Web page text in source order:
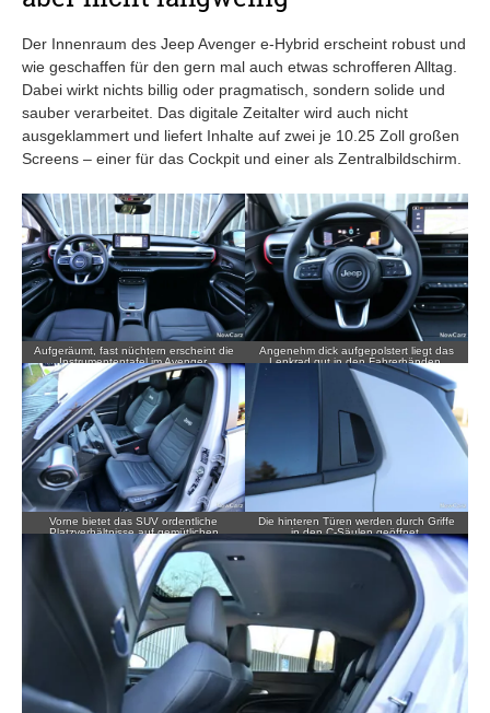
Der Innenraum des Jeep Avenger e-Hybrid erscheint robust und
wie geschaffen für den gern mal auch etwas schrofferen Alltag.
Dabei wirkt nichts billig oder pragmatisch, sondern solide und
sauber verarbeitet. Das digitale Zeitalter wird auch nicht
ausgeklammert und liefert Inhalte auf zwei je 10.25 Zoll großen
Screens – einer für das Cockpit und einer als Zentralbildschirm.
Aufgeräumt, fast nüchtern erscheint die
Instrumententafel im Avenger.
Angenehm dick aufgepolstert liegt das
Lenkrad gut in den Fahrerhänden.
Vorne bietet das SUV ordentliche
Platzverhältnisse auf gemütlichen
Sitzen.
Die hinteren Türen werden durch Griffe
in den C-Säulen geöffnet.